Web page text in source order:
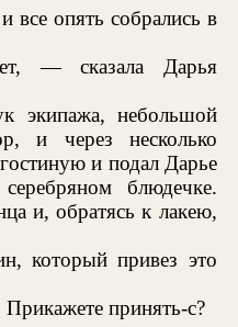
все опять собрались в
— сказала Дарья
экипажа, небольшой
и через несколько
и подал Дарье
блюдечке.
и, обратясь к лакею,
который привез это
принять-с?